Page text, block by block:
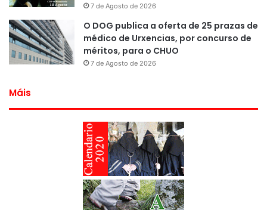
7 de Agosto de 2026
O DOG publica a oferta de 25 prazas de
médico de Urxencias, por concurso de
méritos, para o CHUO
7 de Agosto de 2026
Máis